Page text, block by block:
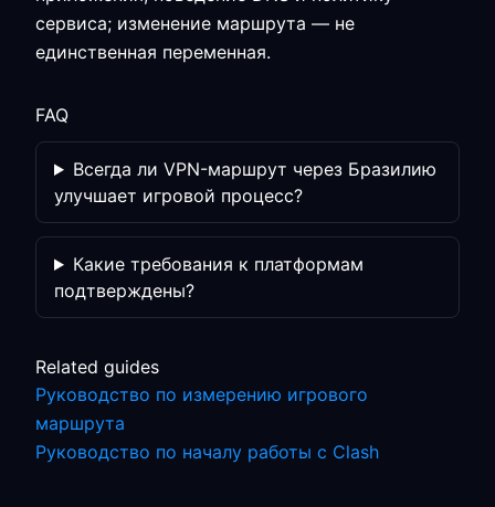
сервиса; изменение маршрута — не
единственная переменная.
FAQ
Всегда ли VPN-маршрут через Бразилию
улучшает игровой процесс?
Какие требования к платформам
подтверждены?
Related guides
Руководство по измерению игрового
маршрута
Руководство по началу работы с Clash